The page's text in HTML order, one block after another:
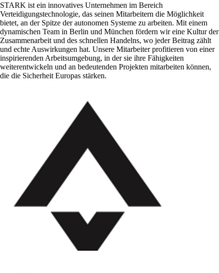
STARK ist ein innovatives Unternehmen im Bereich
Verteidigungstechnologie, das seinen Mitarbeitern die Möglichkeit
bietet, an der Spitze der autonomen Systeme zu arbeiten. Mit einem
dynamischen Team in Berlin und München fördern wir eine Kultur der
Zusammenarbeit und des schnellen Handelns, wo jeder Beitrag zählt
und echte Auswirkungen hat. Unsere Mitarbeiter profitieren von einer
inspirierenden Arbeitsumgebung, in der sie ihre Fähigkeiten
weiterentwickeln und an bedeutenden Projekten mitarbeiten können,
die die Sicherheit Europas stärken.